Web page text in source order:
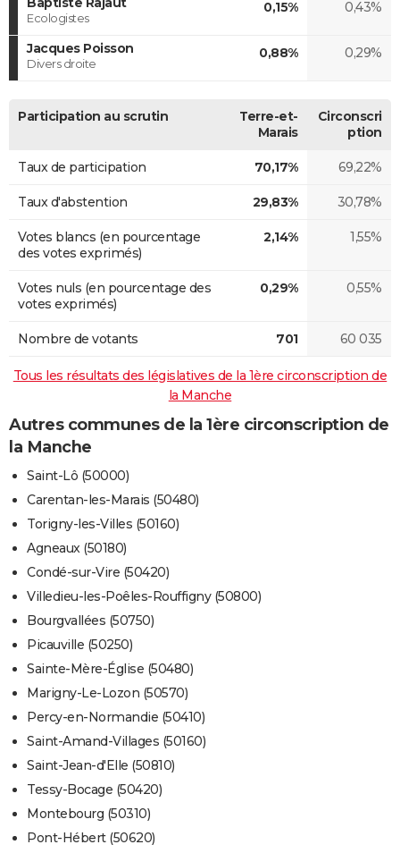
Ecologistes
0,15% 0,43%
Jacques Poisson
Divers droite
0,88% 0,29%
Participation au scrutin
Terre-et-
Marais
Circonscri
ption
Taux de participation 70,17% 69,22%
Taux d'abstention 29,83% 30,78%
Votes blancs (en pourcentage
des votes exprimés)
2,14% 1,55%
Votes nuls (en pourcentage des
votes exprimés)
0,29% 0,55%
Nombre de votants 701 60 035
Tous les résultats des législatives de la 1ère circonscription de
la Manche
Autres communes de la 1ère circonscription de
la Manche
Saint-Lô (50000)
Carentan-les-Marais (50480)
Torigny-les-Villes (50160)
Agneaux (50180)
Condé-sur-Vire (50420)
Villedieu-les-Poêles-Rouffigny (50800)
Bourgvallées (50750)
Picauville (50250)
Sainte-Mère-Église (50480)
Marigny-Le-Lozon (50570)
Percy-en-Normandie (50410)
Saint-Amand-Villages (50160)
Saint-Jean-d'Elle (50810)
Tessy-Bocage (50420)
Montebourg (50310)
Pont-Hébert (50620)